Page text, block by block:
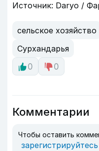
Источник: Daryo /
сельское хозяйство
Сурхандарья
0
0
Комментарии
Чтобы оставить
зарегистрируйтесь